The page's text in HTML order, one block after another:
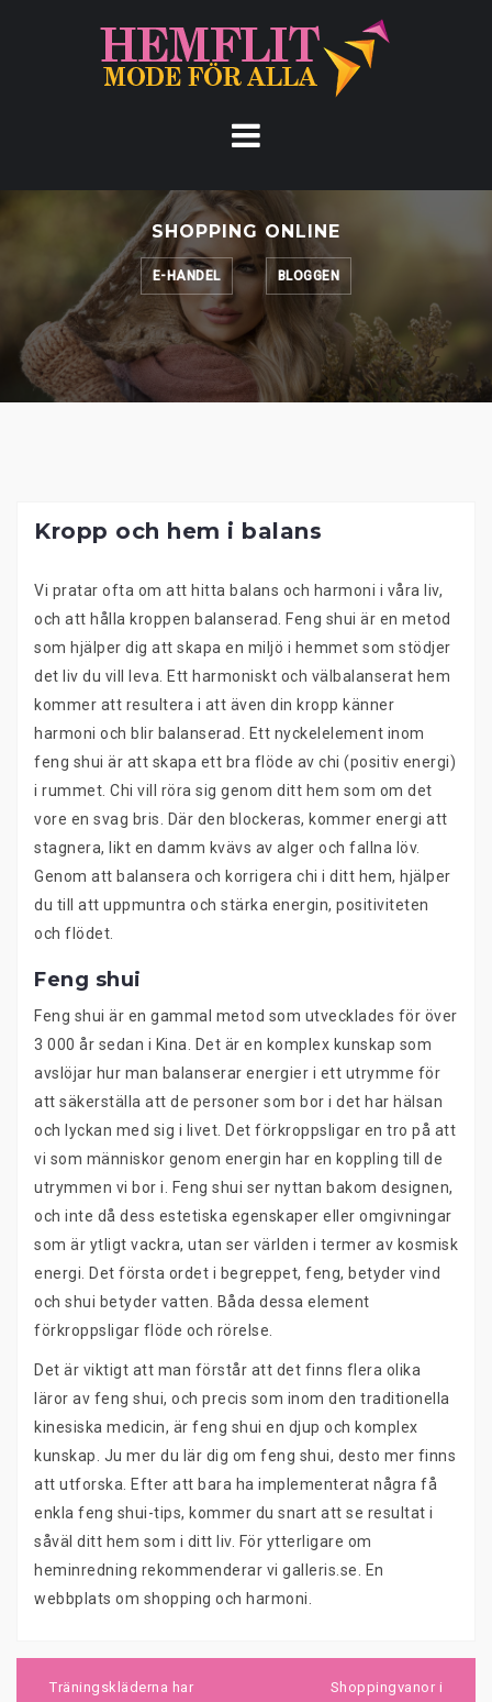
SHOPPING ONLINE
E-HANDEL BLOGGEN
Kropp och hem i balans
Vi pratar ofta om att hitta balans och harmoni i våra liv,
och att hålla kroppen balanserad. Feng shui är en metod
som hjälper dig att skapa en miljö i hemmet som stödjer
det liv du vill leva. Ett harmoniskt och välbalanserat hem
kommer att resultera i att även din kropp känner
harmoni och blir balanserad. Ett nyckelelement inom
feng shui är att skapa ett bra flöde av chi (positiv energi)
i rummet. Chi vill röra sig genom ditt hem som om det
vore en svag bris. Där den blockeras, kommer energi att
stagnera, likt en damm kvävs av alger och fallna löv.
Genom att balansera och korrigera chi i ditt hem, hjälper
du till att uppmuntra och stärka energin, positiviteten
och flödet.
Feng shui
Feng shui är en gammal metod som utvecklades för över
3 000 år sedan i Kina. Det är en komplex kunskap som
avslöjar hur man balanserar energier i ett utrymme för
att säkerställa att de personer som bor i det har hälsan
och lyckan med sig i livet. Det förkroppsligar en tro på att
vi som människor genom energin har en koppling till de
utrymmen vi bor i. Feng shui ser nyttan bakom designen,
och inte då dess estetiska egenskaper eller omgivningar
som är ytligt vackra, utan ser världen i termer av kosmisk
energi. Det första ordet i begreppet, feng, betyder vind
och shui betyder vatten. Båda dessa element
förkroppsligar flöde och rörelse.
Det är viktigt att man förstår att det finns flera olika
läror av feng shui, och precis som inom den traditionella
kinesiska medicin, är feng shui en djup och komplex
kunskap. Ju mer du lär dig om feng shui, desto mer finns
att utforska. Efter att bara ha implementerat några få
enkla feng shui-tips, kommer du snart att se resultat i
såväl ditt hem som i ditt liv. För ytterligare om
heminredning rekommenderar vi galleris.se. En
webbplats om shopping och harmoni.
Träningskläderna har
Shoppingvanor i